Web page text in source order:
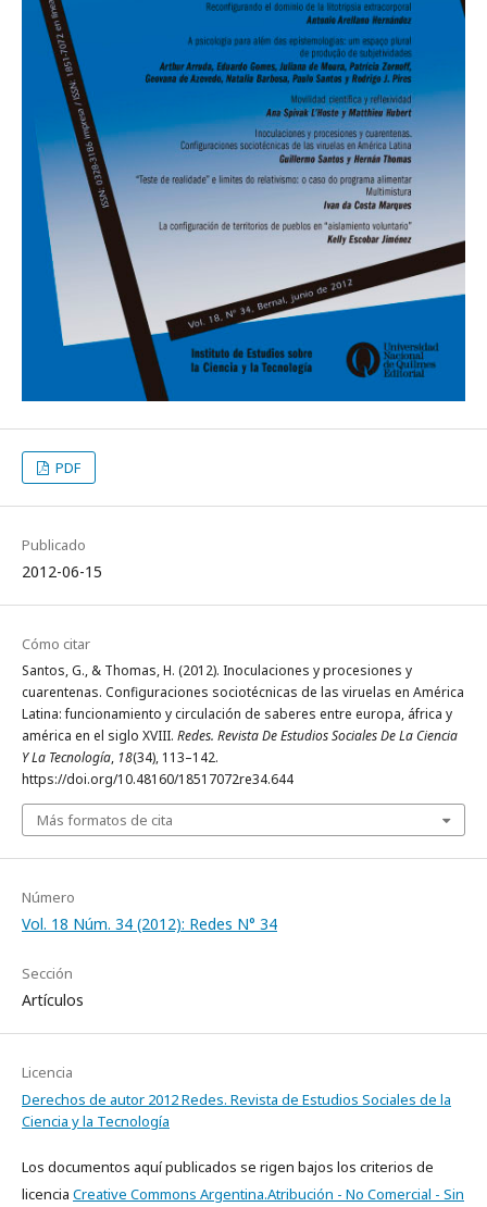
PDF
Publicado
2012-06-15
Cómo citar
Santos, G., & Thomas, H. (2012). Inoculaciones y procesiones y
cuarentenas. Configuraciones sociotécnicas de las viruelas en América
Latina: funcionamiento y circulación de saberes entre europa, áfrica y
américa en el siglo XVIII. Redes. Revista De Estudios Sociales De La Ciencia
Y La Tecnología, 18(34), 113–142.
https://doi.org/10.48160/18517072re34.644
Más formatos de cita
Número
Vol. 18 Núm. 34 (2012): Redes N° 34
Sección
Artículos
Licencia
Derechos de autor 2012 Redes. Revista de Estudios Sociales de la
Ciencia y la Tecnología
Los documentos aquí publicados se rigen bajos los criterios de
licencia Creative Commons Argentina.Atribución - No Comercial - Sin